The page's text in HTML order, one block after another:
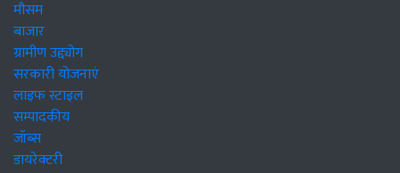
मौसम
बाजार
ग्रामीण उद्द्योग
सरकारी योजनाएं
लाइफ स्टाइल
सम्पादकीय
जॉब्स
डायरेक्टरी